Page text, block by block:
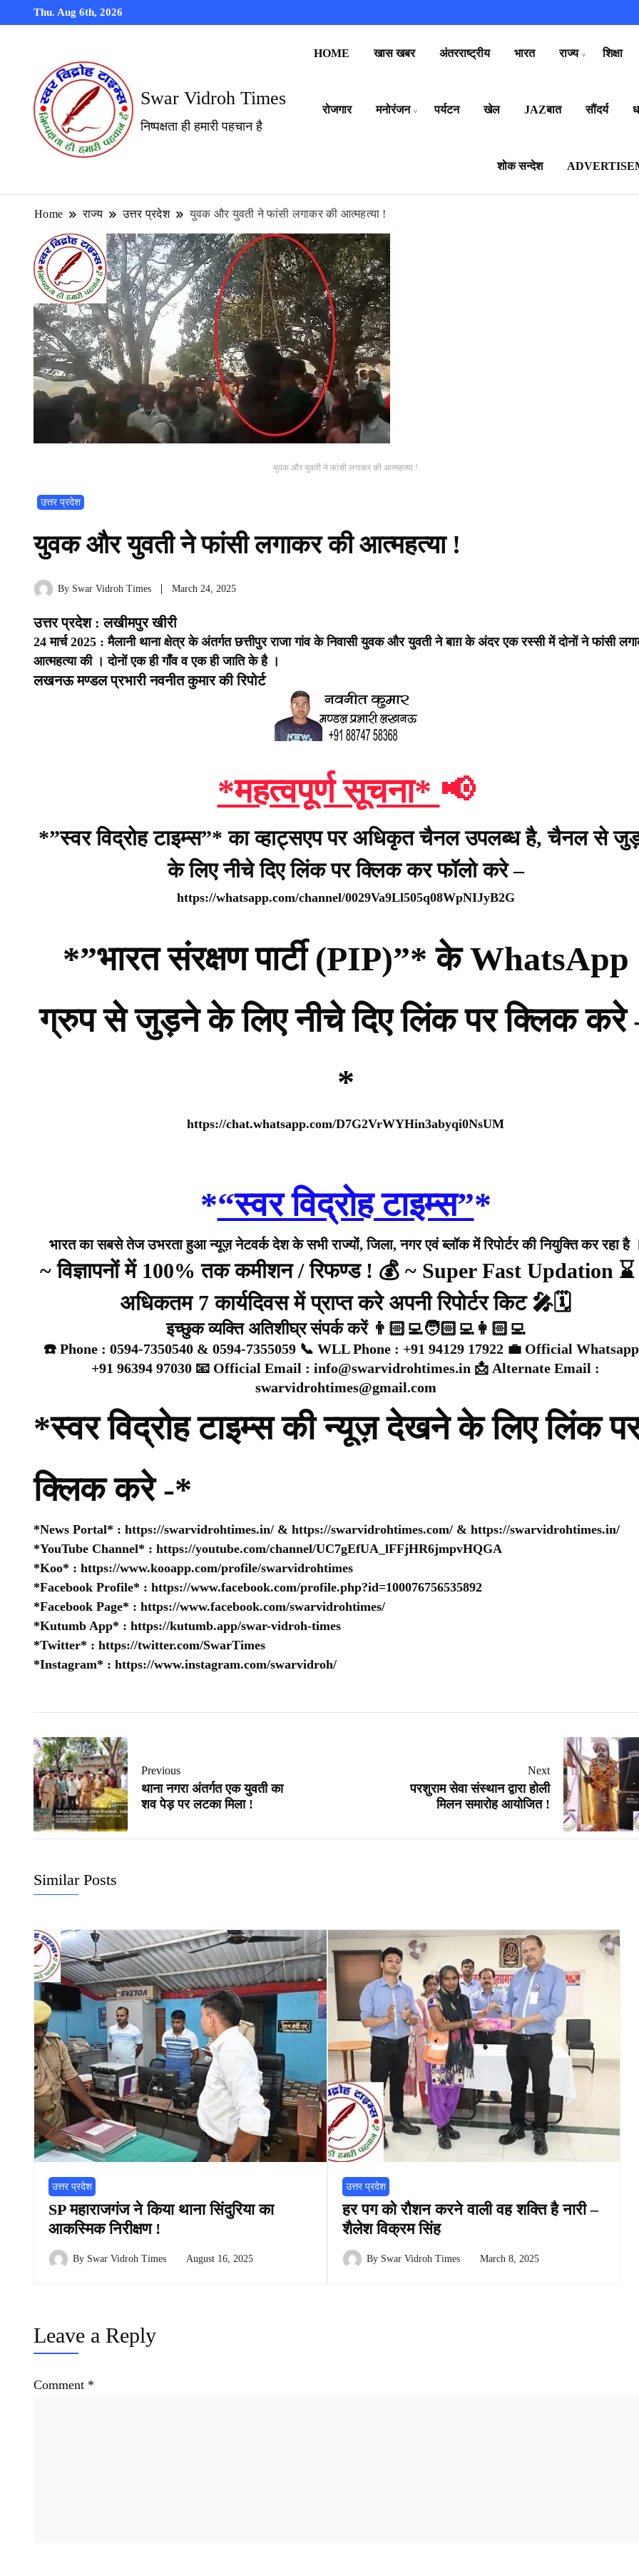
Thu. Aug 6th, 2026
Swar Vidroh Times
निष्पक्षता ही हमारी पहचान है
HOME खास खबर अंतरराष्ट्रीय भारत राज्य शिक्षा
रोजगार मनोरंजन पर्यटन खेल JAZबात सौंदर्य
शोक सन्देश
Home राज्य उत्तर प्रदेश युवक और युवती ने फांसी लगाकर की आत्महत्या !
युवक और युवती ने फांसी लगाकर की आत्महत्या !
उत्तर प्रदेश
युवक और युवती ने फांसी लगाकर की आत्महत्या !
By Swar Vidroh Times March 24, 2025
उत्तर प्रदेश : लखीमपुर खीरी
24 मार्च 2025 : मैलानी थाना क्षेत्र के अंतर्गत छत्तीपुर राजा गांव के निवासी युवक और युवती ने बाग़ के अंदर एक रस्सी में दोनों ने फांसी
आत्महत्या की । दोनों एक ही गाँव व एक ही जाति के है ।
लखनऊ मण्डल प्रभारी नवनीत कुमार की रिपोर्ट
*महत्वपूर्ण सूचना* 📢
*”स्वर विद्रोह टाइम्स”* का व्हाट्सएप पर अधिकृत चैनल उपलब्ध है, चैनल से
के लिए नीचे दिए लिंक पर क्लिक कर फॉलो करे –
https://whatsapp.com/channel/0029Va9Ll505q08WpNIJyB2G
*”भारत संरक्षण पार्टी (PIP)”* के WhatsApp
ग्रुप से जुड़ने के लिए नीचे दिए लिंक पर क्लिक करे
*
https://chat.whatsapp.com/D7G2VrWYHin3abyqi0NsUM
*“स्वर विद्रोह टाइम्स”*
भारत का सबसे तेज उभरता हुआ न्यूज़ नेटवर्क देश के सभी राज्यों, जिला, नगर एवं ब्लॉक में रिपोर्टर की नियुक्ति कर रहा है
~ विज्ञापनों में 100% तक कमीशन / रिफण्ड ! 💰 ~ Super Fast Updation
अधिकतम 7 कार्यदिवस में प्राप्त करे अपनी रिपोर्टर किट 🎤🗓️
इच्छुक व्यक्ति अतिशीघ्र संपर्क करें 👨🏻‍💻🧑🏻‍💻👩🏻‍💻
☎️ Phone : 0594-7350540 & 0594-7355059 📞 WLL Phone : +91 94129 17922 💼 Official
+91 96394 97030 📧 Official Email : info@swarvidrohtimes.in 📩 Alternate Email :
swarvidrohtimes@gmail.com
*स्वर विद्रोह टाइम्स की न्यूज़ देखने के लिए लिंक
क्लिक करे -*
*News Portal* : https://swarvidrohtimes.in/ & https://swarvidrohtimes.com/ & https://swarvidrohtimes.in/
*YouTube Channel* : https://youtube.com/channel/UC7gEfUA_lFFjHR6jmpvHQGA
*Koo* : https://www.kooapp.com/profile/swarvidrohtimes
*Facebook Profile* : https://www.facebook.com/profile.php?id=100076756535892
*Facebook Page* : https://www.facebook.com/swarvidrohtimes/
*Kutumb App* : https://kutumb.app/swar-vidroh-times
*Twitter* : https://twitter.com/SwarTimes
*Instagram* : https://www.instagram.com/swarvidroh/
Previous
थाना नगरा अंतर्गत एक युवती का
शव पेड़ पर लटका मिला !
Next
परशुराम सेवा संस्थान द्वारा होली
मिलन समारोह आयोजित !
Similar Posts
उत्तर प्रदेश
SP महाराजगंज ने किया थाना सिंदुरिया का
आकस्मिक निरीक्षण !
By Swar Vidroh Times August 16, 2025
उत्तर प्रदेश
हर पग को रौशन करने वाली वह शक्ति है नारी –
शैलेश विक्रम सिंह
By Swar Vidroh Times March 8, 2025
Leave a Reply
Comment *